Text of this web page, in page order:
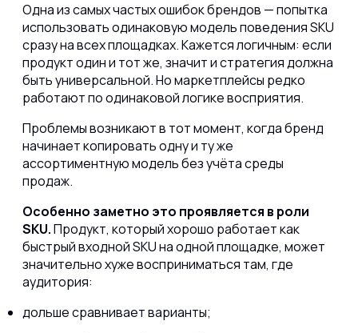
Одна из самых частых ошибок брендов — попытка
использовать одинаковую модель поведения SKU
сразу на всех площадках. Кажется логичным: если
продукт один и тот же, значит и стратегия должна
быть универсальной. Но маркетплейсы редко
работают по одинаковой логике восприятия.
Проблемы возникают в тот момент, когда бренд
начинает копировать одну и ту же
ассортиментную модель без учёта среды
продаж.
Особенно заметно это проявляется в роли
SKU.Продукт, который хорошо работает как
быстрый входной SKU на одной площадке, может
значительно хуже восприниматься там, где
аудитория:
дольше сравнивает варианты;